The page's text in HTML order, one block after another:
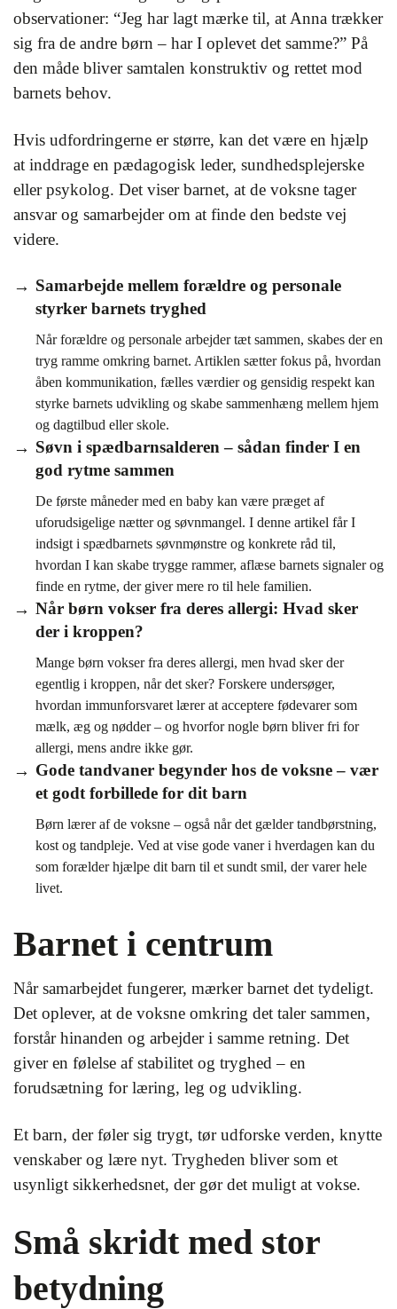
observationer: “Jeg har lagt mærke til, at Anna trækker
sig fra de andre børn – har I oplevet det samme?” På
den måde bliver samtalen konstruktiv og rettet mod
barnets behov.
Hvis udfordringerne er større, kan det være en hjælp
at inddrage en pædagogisk leder, sundhedsplejerske
eller psykolog. Det viser barnet, at de voksne tager
ansvar og samarbejder om at finde den bedste vej
videre.
Samarbejde mellem forældre og personale
styrker barnets tryghed
Når forældre og personale arbejder tæt sammen, skabes der en
tryg ramme omkring barnet. Artiklen sætter fokus på, hvordan
åben kommunikation, fælles værdier og gensidig respekt kan
styrke barnets udvikling og skabe sammenhæng mellem hjem
og dagtilbud eller skole.
Søvn i spædbarnsalderen – sådan finder I en
god rytme sammen
De første måneder med en baby kan være præget af
uforudsigelige nætter og søvnmangel. I denne artikel får I
indsigt i spædbarnets søvnmønstre og konkrete råd til,
hvordan I kan skabe trygge rammer, aflæse barnets signaler og
finde en rytme, der giver mere ro til hele familien.
Når børn vokser fra deres allergi: Hvad sker
der i kroppen?
Mange børn vokser fra deres allergi, men hvad sker der
egentlig i kroppen, når det sker? Forskere undersøger,
hvordan immunforsvaret lærer at acceptere fødevarer som
mælk, æg og nødder – og hvorfor nogle børn bliver fri for
allergi, mens andre ikke gør.
Gode tandvaner begynder hos de voksne – vær
et godt forbillede for dit barn
Børn lærer af de voksne – også når det gælder tandbørstning,
kost og tandpleje. Ved at vise gode vaner i hverdagen kan du
som forælder hjælpe dit barn til et sundt smil, der varer hele
livet.
Barnet i centrum
Når samarbejdet fungerer, mærker barnet det tydeligt.
Det oplever, at de voksne omkring det taler sammen,
forstår hinanden og arbejder i samme retning. Det
giver en følelse af stabilitet og tryghed – en
forudsætning for læring, leg og udvikling.
Et barn, der føler sig trygt, tør udforske verden, knytte
venskaber og lære nyt. Trygheden bliver som et
usynligt sikkerhedsnet, der gør det muligt at vokse.
Små skridt med stor
betydning